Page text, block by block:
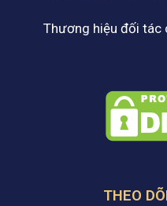
Thương hiệu đối tác
THEO